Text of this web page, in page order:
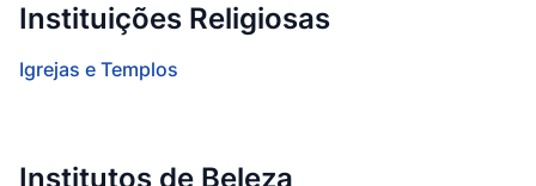
Instituições Religiosas
Igrejas e Templos
Institutos de Beleza